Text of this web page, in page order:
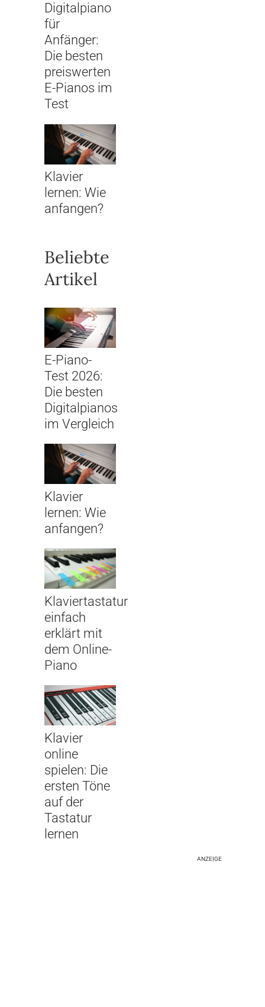
Digitalpiano
für
Anfänger:
Die besten
preiswerten
E-Pianos im
Test
Klavier
lernen: Wie
anfangen?
Beliebte
Artikel
E-Piano-
Test 2026:
Die besten
Digitalpianos
im Vergleich
Klavier
lernen: Wie
anfangen?
Klaviertastatur
einfach
erklärt mit
dem Online-
Piano
Klavier
online
spielen: Die
ersten Töne
auf der
Tastatur
lernen
ANZEIGE